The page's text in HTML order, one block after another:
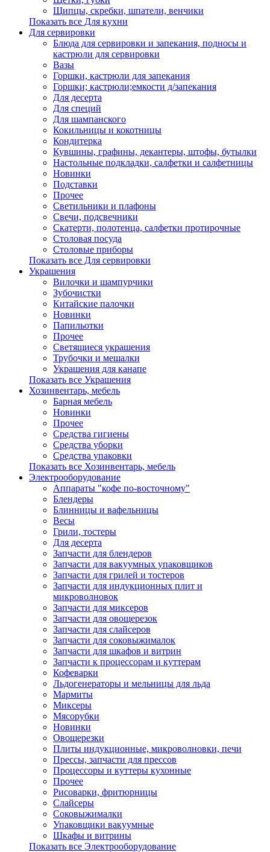
Щипцы, скребки, шпатели, венчики
Показать все Для кухни
Для сервировки
Блюда для сервировки и запекания, подносы и
кастрюли для сервировки
Вазы
Горшки, кастрюли для запекания
Горшки; кастрюли;емкости д/запекания
Для десерта
Для специй
Для шампанского
Кокильницы и кокотницы
Кондитерка
Кувшины, графины, декантеры, штофы, бутылки
Настольные подкладки, салфетки и салфетницы
Новинки
Подставки
Прочее
Светильники и плафоны
Свечи, подсвечники
Скатерти, полотенца, салфетки протирочные
Столовая посуда
Столовые приборы
Показать все Для сервировки
Украшения
Вилочки и шампурчики
Зубочистки
Китайские палочки
Новинки
Папильотки
Прочее
Светящиеся украшения
Трубочки и мешалки
Украшения для канапе
Показать все Украшения
Хозинвентарь, мебель
Барная мебель
Новинки
Прочее
Средства гигиены
Средства уборки
Средства упаковки
Показать все Хозинвентарь, мебель
Электрооборудование
Аппараты "кофе по-восточному"
Блендеры
Блинницы и вафельницы
Весы
Грили, тостеры
Для десерта
Запчасти для блендеров
Запчасти для вакуумных упаковщиков
Запчасти для грилей и тостеров
Запчасти для индукционных плит и
микроволновок
Запчасти для миксеров
Запчасти для овощерезок
Запчасти для слайсеров
Запчасти для соковыжималок
Запчасти для шкафов и витрин
Запчасти к процессорам и куттерам
Кофеварки
Льдогенераторы и мельницы для льда
Мармиты
Миксеры
Мясорубки
Новинки
Овощерезки
Плиты индукционные, микроволновки, печи
Прессы, запчасти для прессов
Процессоры и куттеры кухонные
Прочее
Рисоварки, фритюрницы
Слайсеры
Соковыжималки
Упаковщики вакуумные
Шкафы и витрины
Показать все Электрооборудование